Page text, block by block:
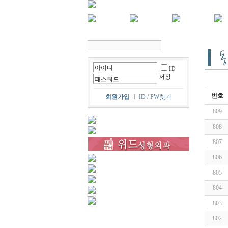
ID
저장
회원가입 ID / PW찾기
번호
809
808
807
806
805
804
803
802